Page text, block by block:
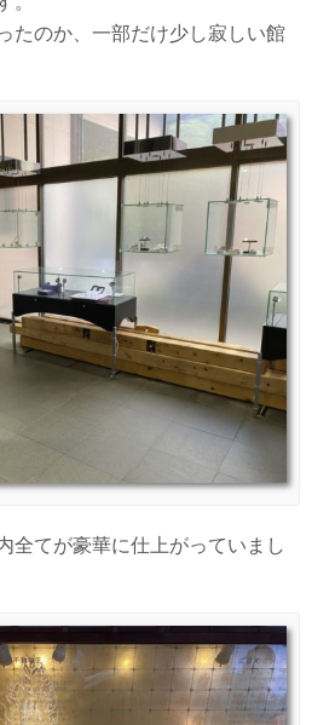
たのか、一部だけ少し寂しい館
全てが豪華に仕上がっていまし